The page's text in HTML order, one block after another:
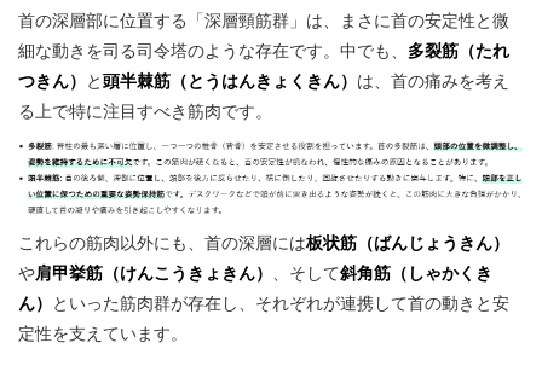
首の深層部に位置する「深層頸筋群」は、まさに首の安定性と微
細な動きを司る司令塔のような存在です。中でも、 多裂筋（たれ
つきん）
と頭半棘筋（とうはんきょくきん） は、首の痛みを考え
る上で特に注目すべき筋肉です。
これらの筋肉以外にも、首の深層には板状筋（ばんじょうきん）
や肩甲挙筋（けんこうきょきん） 、そして斜角筋（しゃかくき
ん）
といった筋肉群が存在し、それぞれが連携して首の動きと安
定性を支えています。